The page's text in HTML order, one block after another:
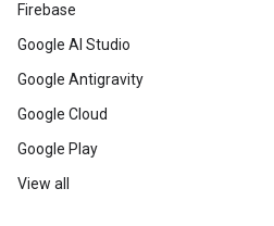
Firebase
Google AI Studio
Google Antigravity
Google Cloud
Google Play
View all